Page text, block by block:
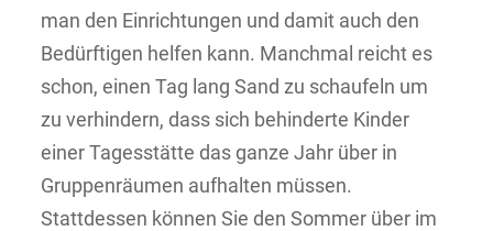
man den Einrichtungen und damit auch den
Bedürftigen helfen kann. Manchmal reicht es
schon, einen Tag lang Sand zu schaufeln um
zu verhindern, dass sich behinderte Kinder
einer Tagesstätte das ganze Jahr über in
Gruppenräumen aufhalten müssen.
Stattdessen können Sie den Sommer über im